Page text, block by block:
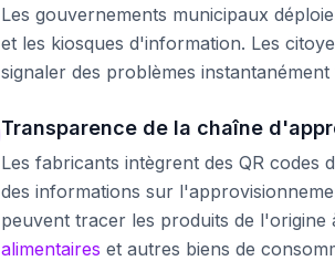
Les gouvernements municipaux
et les kiosques d'information. Les
signaler des problèmes
Transparence de la chaîne
Les fabricants intègrent des QR
des informations sur
peuvent tracer les produits de l'origine
alimentaires et autres biens de